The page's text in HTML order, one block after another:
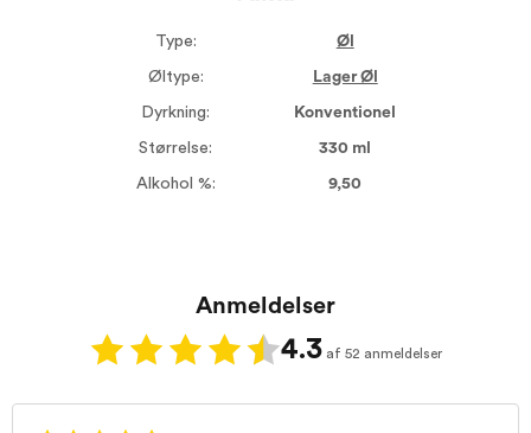
Type: Øl
Øltype: Lager Øl
Dyrkning: Konventionel
Størrelse: 330 ml
Alkohol %: 9,50
Anmeldelser
4.3 af 52 anmeldelser